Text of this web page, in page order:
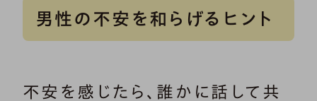
男性の不安を和らげるヒント
不安を感じたら、誰かに話して共